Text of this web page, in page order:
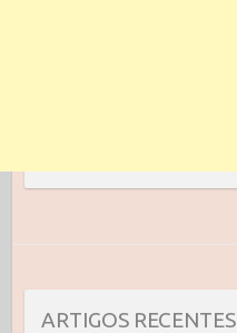
ARTIGOS RECENTES